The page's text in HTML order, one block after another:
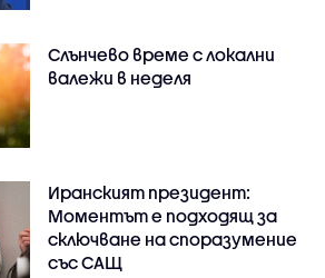
Слънчево време с локални
валежи в неделя
Иранският президент:
Моментът е подходящ за
сключване на споразумение
със САЩ